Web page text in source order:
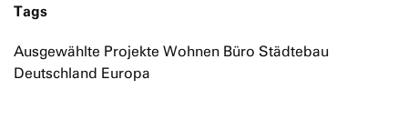
Tags
Ausgewählte Projekte Wohnen Büro Städtebau
Deutschland Europa